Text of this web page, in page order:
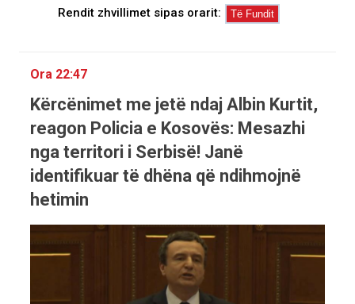
Rendit zhvillimet sipas orarit:
Ora 22:47
Kërcënimet me jetë ndaj Albin Kurtit,
reagon Policia e Kosovës: Mesazhi
nga territori i Serbisë! Janë
identifikuar të dhëna që ndihmojnë
hetimin